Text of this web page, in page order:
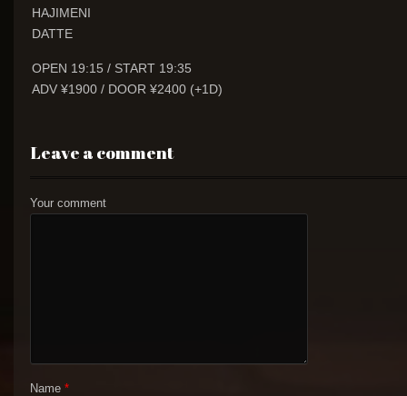
HAJIMENI
DATTE
OPEN 19:15 / START 19:35
ADV ¥1900 / DOOR ¥2400 (+1D)
Leave a comment
Your comment
Name *